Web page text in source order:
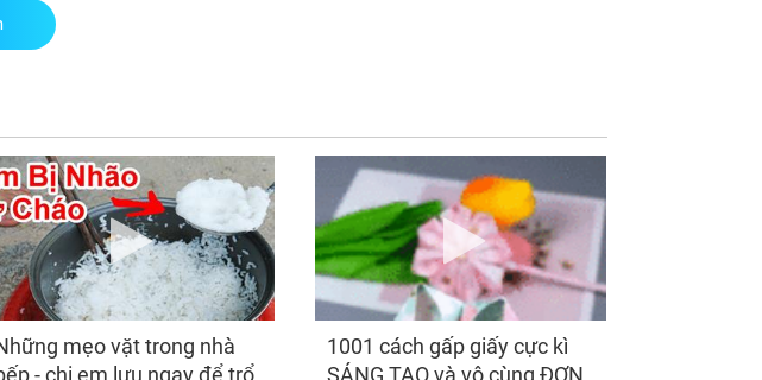
thứ Bảy 8/8/2026, 3
con giáp 'ngửa đầu
đón quý nhân, cúi đầu
hốt tài lộc', giàu sang
bất chấp, tình duyên
viên mãn
ngày 7/8/2026, 3 con
giáp ra đường 'đụng
trúng hố vàng', mỏi
tay đếm tiền, giàu nứt
đố đổ vách
mẹo vặt trong nhà
- chị em lưu ngay để trổ
1001 cách gấp giấy cực kì
SÁNG TẠO và vô cùng ĐƠN